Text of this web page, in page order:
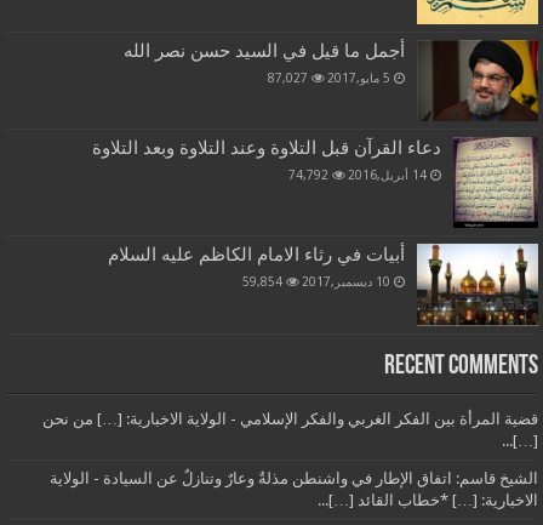
أجمل ما قيل في السيد حسن نصر الله
5 مايو,2017 87,027
دعاء القرآن قبل التلاوة وعند التلاوة وبعد التلاوة
14 أبريل,2016 74,792
أبيات في رثاء الامام الكاظم عليه السلام
10 ديسمبر,2017 59,854
Recent Comments
قضية المرأة بين الفكر الغربي والفكر الإسلامي - الولاية الاخبارية: […] من نحن
[…]...
الشيخ قاسم: اتفاق الإطار في واشنطن مذلةٌ وعارٌ وتنازلٌ عن السيادة - الولاية
الاخبارية: […] *خطاب القائد […]...